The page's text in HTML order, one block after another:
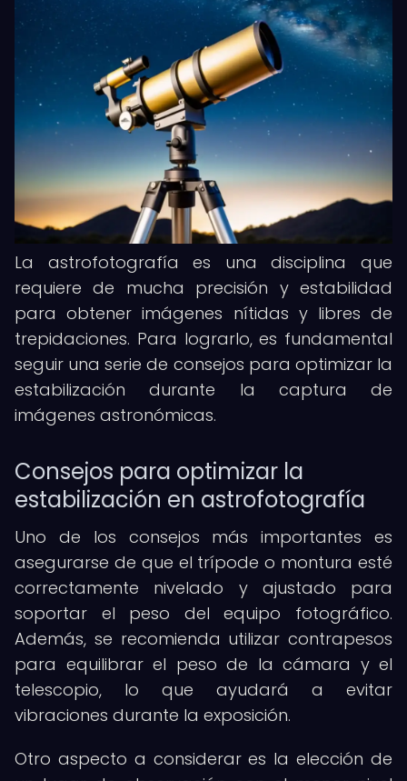
La astrofotografía es una disciplina que
requiere de mucha precisión y estabilidad
para obtener imágenes nítidas y libres de
trepidaciones. Para lograrlo, es fundamental
seguir una serie de consejos para optimizar la
estabilización durante la captura de
imágenes astronómicas.
Consejos para optimizar la
estabilización en astrofotografía
Uno de los consejos más importantes es
asegurarse de que el trípode o montura esté
correctamente nivelado y ajustado para
soportar el peso del equipo fotográfico.
Además, se recomienda utilizar contrapesos
para equilibrar el peso de la cámara y el
telescopio, lo que ayudará a evitar
vibraciones durante la exposición.
Otro aspecto a considerar es la elección de